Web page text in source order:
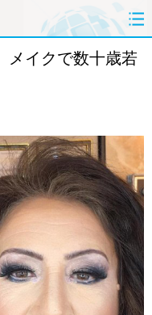
経済
写真
メイクで数十歳若